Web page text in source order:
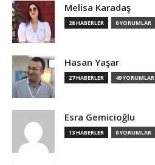
Melisa Karadaş
28 HABERLER 0 YORUMLAR
Hasan Yaşar
27 HABERLER 49 YORUMLAR
Esra Gemicioğlu
13 HABERLER 0 YORUMLAR